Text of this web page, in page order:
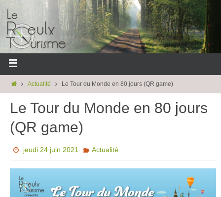
Actualité Le Tour du Monde en 80 jours (QR game)
Le Tour du Monde en 80 jours
(QR game)
jeudi 24 juin 2021 Actualité